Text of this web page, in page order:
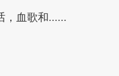
，血歌和......